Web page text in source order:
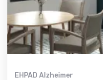
EHPAD Alzheimer